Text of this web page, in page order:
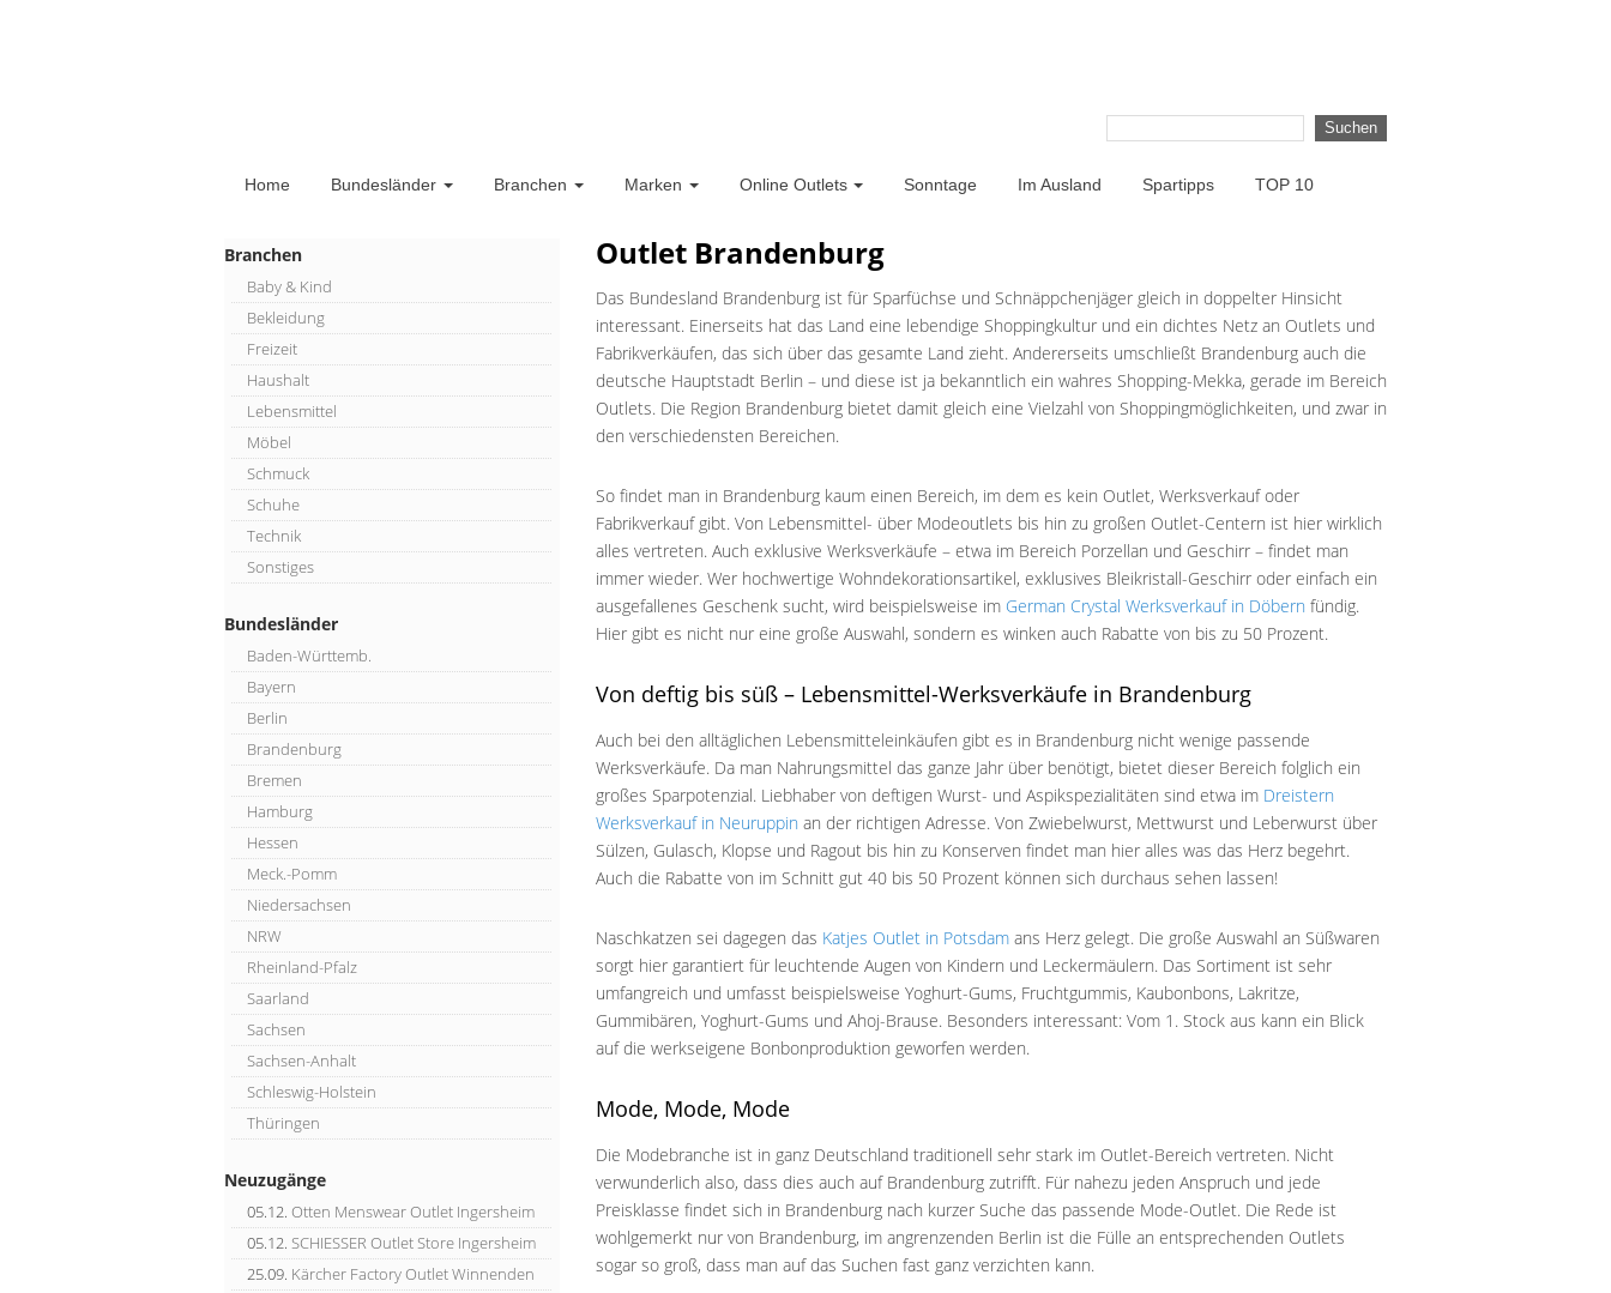
Home Bundesländer Branchen Marken Online Outlets Sonntage Im Ausland Spartipps TOP 10
Outlet Brandenburg
Das Bundesland Brandenburg ist für Sparfüchse und Schnäppchenjäger gleich in doppelter Hinsicht
interessant. Einerseits hat das Land eine lebendige Shoppingkultur und ein dichtes Netz an Outlets und
Fabrikverkäufen, das sich über das gesamte Land zieht. Andererseits umschließt Brandenburg auch die
deutsche Hauptstadt Berlin – und diese ist ja bekanntlich ein wahres Shopping-Mekka, gerade im Bereich
Outlets. Die Region Brandenburg bietet damit gleich eine Vielzahl von Shoppingmöglichkeiten, und zwar in
den verschiedensten Bereichen.
So findet man in Brandenburg kaum einen Bereich, im dem es kein Outlet, Werksverkauf oder
Fabrikverkauf gibt. Von Lebensmittel- über Modeoutlets bis hin zu großen Outlet-Centern ist hier wirklich
alles vertreten. Auch exklusive Werksverkäufe – etwa im Bereich Porzellan und Geschirr – findet man
immer wieder. Wer hochwertige Wohndekorationsartikel, exklusives Bleikristall-Geschirr oder einfach ein
ausgefallenes Geschenk sucht, wird beispielsweise im German Crystal Werksverkauf in Döbern fündig.
Hier gibt es nicht nur eine große Auswahl, sondern es winken auch Rabatte von bis zu 50 Prozent.
Von deftig bis süß – Lebensmittel-Werksverkäufe in Brandenburg
Auch bei den alltäglichen Lebensmitteleinkäufen gibt es in Brandenburg nicht wenige passende
Werksverkäufe. Da man Nahrungsmittel das ganze Jahr über benötigt, bietet dieser Bereich folglich ein
großes Sparpotenzial. Liebhaber von deftigen Wurst- und Aspikspezialitäten sind etwa im Dreistern
Werksverkauf in Neuruppin an der richtigen Adresse. Von Zwiebelwurst, Mettwurst und Leberwurst über
Sülzen, Gulasch, Klopse und Ragout bis hin zu Konserven findet man hier alles was das Herz begehrt.
Auch die Rabatte von im Schnitt gut 40 bis 50 Prozent können sich durchaus sehen lassen!
Naschkatzen sei dagegen das Katjes Outlet in Potsdam ans Herz gelegt. Die große Auswahl an Süßwaren
sorgt hier garantiert für leuchtende Augen von Kindern und Leckermäulern. Das Sortiment ist sehr
umfangreich und umfasst beispielsweise Yoghurt-Gums, Fruchtgummis, Kaubonbons, Lakritze,
Gummibären, Yoghurt-Gums und Ahoj-Brause. Besonders interessant: Vom 1. Stock aus kann ein Blick
auf die werkseigene Bonbonproduktion geworfen werden.
Mode, Mode, Mode
Die Modebranche ist in ganz Deutschland traditionell sehr stark im Outlet-Bereich vertreten. Nicht
verwunderlich also, dass dies auch auf Brandenburg zutrifft. Für nahezu jeden Anspruch und jede
Preisklasse findet sich in Brandenburg nach kurzer Suche das passende Mode-Outlet. Die Rede ist
wohlgemerkt nur von Brandenburg, im angrenzenden Berlin ist die Fülle an entsprechenden Outlets
sogar so groß, dass man auf das Suchen fast ganz verzichten kann.
Branchen
Baby & Kind
Bekleidung
Freizeit
Haushalt
Lebensmittel
Möbel
Schmuck
Schuhe
Technik
Sonstiges
Bundesländer
Baden-Württemb.
Bayern
Berlin
Brandenburg
Bremen
Hamburg
Hessen
Meck.-Pomm
Niedersachsen
NRW
Rheinland-Pfalz
Saarland
Sachsen
Sachsen-Anhalt
Schleswig-Holstein
Thüringen
Neuzugänge
05.12. Otten Menswear Outlet Ingersheim
05.12. SCHIESSER Outlet Store Ingersheim
25.09. Kärcher Factory Outlet Winnenden